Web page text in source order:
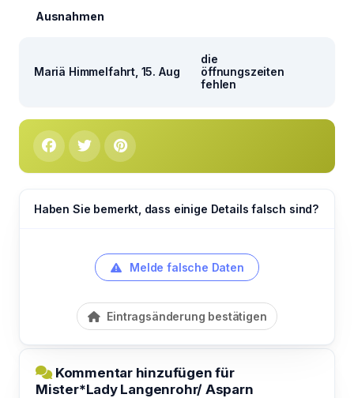
Ausnahmen
Mariä Himmelfahrt, 15. Aug
die
öffnungszeiten
fehlen
Haben Sie bemerkt, dass einige Details falsch sind?
Melde falsche Daten
Eintragsänderung bestätigen
Kommentar hinzufügen für
Mister*Lady Langenrohr/ Asparn